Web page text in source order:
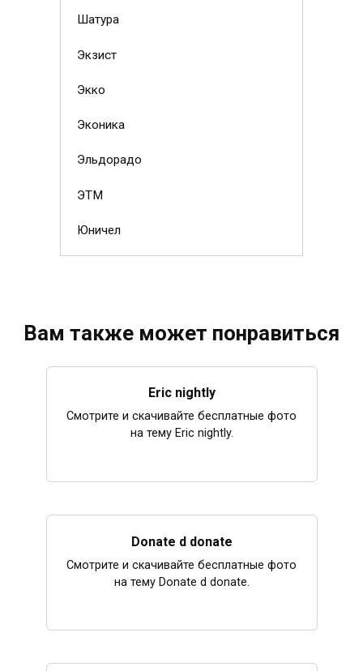
Шатура
Экзист
Экко
Эконика
Эльдорадо
ЭТМ
Юничел
Вам также может понравиться
Eric nightly
Смотрите и скачивайте бесплатные фото
на тему Eric nightly.
Donate d donate
Смотрите и скачивайте бесплатные фото
на тему Donate d donate.